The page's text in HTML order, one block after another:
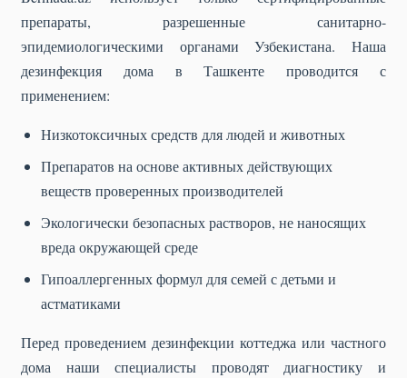
препараты, разрешенные санитарно-
эпидемиологическими органами Узбекистана. Наша
дезинфекция дома в Ташкенте проводится с
применением:
Низкотоксичных средств для людей и животных
Препаратов на основе активных действующих
веществ проверенных производителей
Экологически безопасных растворов, не наносящих
вреда окружающей среде
Гипоаллергенных формул для семей с детьми и
астматиками
Перед проведением дезинфекции коттеджа или частного
дома наши специалисты проводят диагностику и